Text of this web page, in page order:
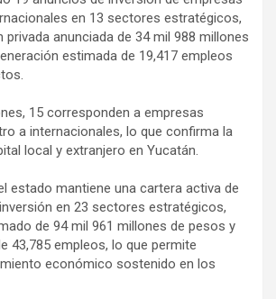
en 13 sectores estratégicos,
privada anunciada de 34 mil 988 millones
estimada de 19,417 empleos
15 corresponden a empresas
a internacionales, lo que confirma la
local y extranjero en Yucatán.
estado mantiene una cartera activa de
en 23 sectores estratégicos,
de 94 mil 961 millones de pesos y
43,785 empleos, lo que permite
económico sostenido en los